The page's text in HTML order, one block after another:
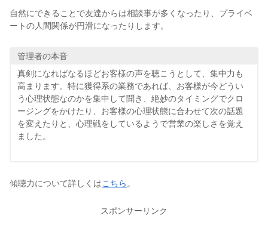
自然にできることで友達からは相談事が多くなったり、プライベ
ートの人間関係が円滑になったりします。
管理者の本音
真剣になればなるほどお客様の声を聴こうとして、集中力も
高まります。特に獲得系の業務であれば、お客様が今どうい
う心理状態なのかを集中して聞き、絶妙のタイミングでクロ
ージングをかけたり、お客様の心理状態に合わせて次の話題
を変えたりと、心理戦をしているようで営業の楽しさを覚え
ました。
傾聴力について詳しくはこちら 。
スポンサーリンク